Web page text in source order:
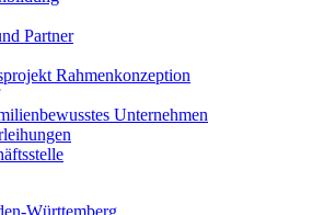
Partner
Rahmenkonzeption
Unternehmen